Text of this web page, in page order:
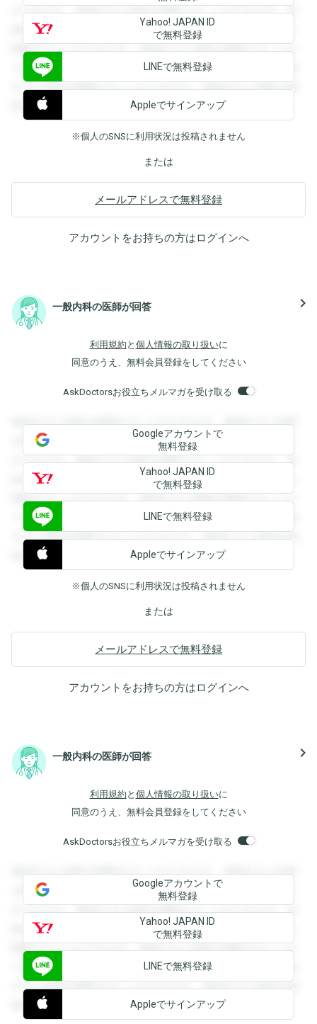
ができます。登録すると回答を閲覧することができます。登
録すると回答を閲覧することができます。登録すると回答を
閲覧することができます。登録すると回答を閲覧することが
できます。登録すると回答を閲覧することができます。登録
すると回答を閲覧することができます。登録すると回答を閲
覧することができます。
Yahoo! JAPAN ID
で無料登録
LINEで無料登録
Appleでサインアップ
※個人のSNSに利用状況は投稿されません
または
メールアドレスで無料登録
アカウントをお持ちの方はログインへ
一般内科の医師が回答 navigate_next
利用規約 と 個人情報の取り扱いに
同意のうえ、無料会員登録をしてください
AskDoctorsお役立ちメルマガを受け取る
登録すると回答を閲覧することができます。登録すると回答
を閲覧することができます。登録すると回答を閲覧すること
ができます。登録すると回答を閲覧することができます。登
録すると回答を閲覧することができます。登録すると回答を
閲覧することができます。登録すると回答を閲覧することが
できます。登録すると回答を閲覧することができます。登録
すると回答を閲覧することができます。登録すると回答を閲
覧することができます。
Googleアカウントで
無料登録
Yahoo! JAPAN ID
で無料登録
LINEで無料登録
Appleでサインアップ
※個人のSNSに利用状況は投稿されません
または
メールアドレスで無料登録
アカウントをお持ちの方はログインへ
一般内科の医師が回答 navigate_next
利用規約 と 個人情報の取り扱いに
同意のうえ、無料会員登録をしてください
AskDoctorsお役立ちメルマガを受け取る
登録すると回答を閲覧することができます。登録すると回答
を閲覧することができます。登録すると回答を閲覧すること
ができます。登録すると回答を閲覧することができます。登
録すると回答を閲覧することができます。登録すると回答を
閲覧することができます。登録すると回答を閲覧することが
できます。登録すると回答を閲覧することができます。登録
すると回答を閲覧することができます。登録すると回答を閲
覧することができます。
Googleアカウントで
無料登録
Yahoo! JAPAN ID
で無料登録
LINEで無料登録
Appleでサインアップ